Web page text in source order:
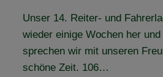
Unser 14. Reiter- und
wieder einige Wochen her
sprechen wir mit unseren
schöne Zeit. 106…